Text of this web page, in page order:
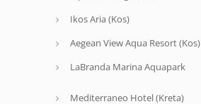
Ikos Aria (Kos)
Aegean View Aqua Resort (Kos)
LaBranda Marina Aquapark
Mediterraneo Hotel (Kreta)